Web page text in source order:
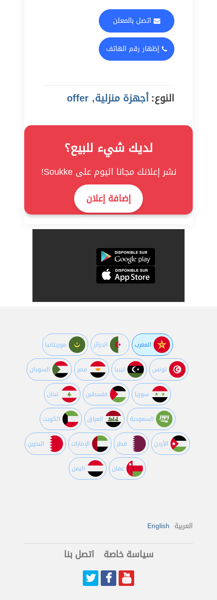
اتصل بالمعلن
إظهار رقم الهاتف
النوع:أجهزة منزلية, offer
لديك شيء للبيع؟
نشر إعلانك مجانا اليوم على Soukke!
إضافة إعلان
المغرب الجزائر موريتانيا
تونس ليبيا مصر السودان
سوريا فلسطين لبنان
السعودية العراق الكويت
اﻷردن قطر اﻹمارات البحرين
عمان اليمن
العربية English
سياسة خاصة اتصل بنا